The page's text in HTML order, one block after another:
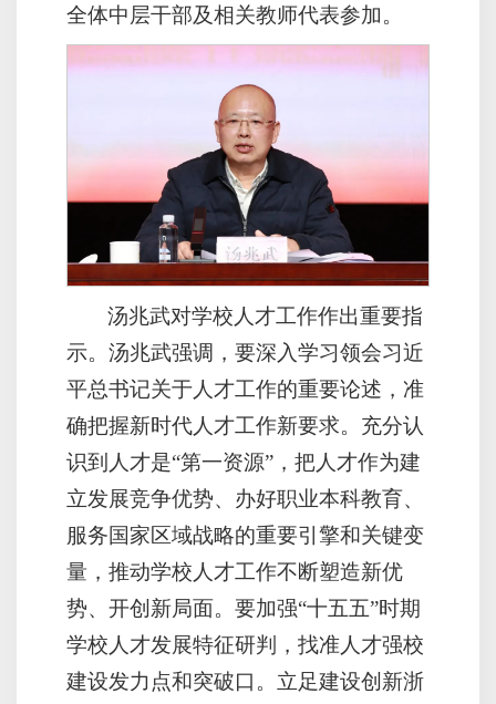
全体中层干部及相关教师代表参加。
汤兆武对学校人才工作作出重要指
示。汤兆武强调，要深入学习领会习近
平总书记关于人才工作的重要论述，准
确把握新时代人才工作新要求。充分认
识到人才是“第一资源”，把人才作为建
立发展竞争优势、办好职业本科教育、
服务国家区域战略的重要引擎和关键变
量，推动学校人才工作不断塑造新优
势、开创新局面。要加强“十五五”时期
学校人才发展特征研判，找准人才强校
建设发力点和突破口。立足建设创新浙